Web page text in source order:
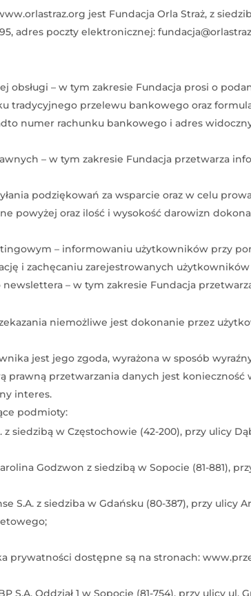
jest Fundacja Orla Straż, z
adres poczty elektronicznej:
– w tym zakresie Fundacja prosi o
tradycyjnego przelewu bankowego oraz
numer rachunku bankowego i adres
– w tym zakresie Fundacja przetwarza
podziękowań za wsparcie oraz w celu
powyżej oraz ilość i wysokość darowizn
– informowaniu użytkowników przy
i zachęcaniu zarejestrowanych
– w tym zakresie Fundacja
niemożliwe jest dokonanie przez
jest jego zgoda, wyrażona w sposób
przetwarzania danych jest konieczność
interes.
podmioty:
siedzibą w Częstochowie (42-200), przy ulicy
Godzwon z siedzibą w Sopocie (81-881),
S.A. z siedziba w Gdańsku (80-387), przy ulicy
prywatności dostępne są na stronach:
Oddział 1 w Sopocie (81-754), przy ulicy ul.